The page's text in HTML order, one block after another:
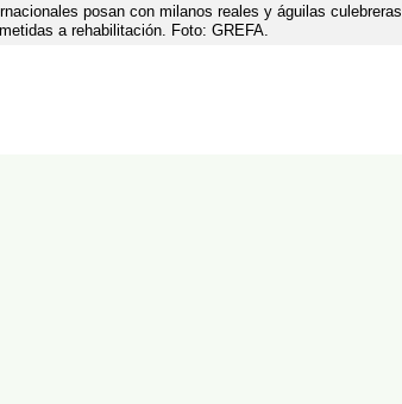
posan con milanos reales y águilas culebreras
a rehabilitación. Foto: GREFA.